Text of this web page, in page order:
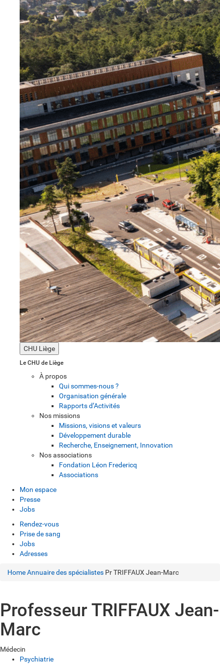
CHU Liège
Le CHU de Liège
À propos
Qui sommes-nous ?
Organisation générale
Rapports d’Activités
Nos missions
Missions, visions et valeurs
Développement durable
Recherche, Enseignement, Innovation
Nos associations
Fondation Léon Fredericq
Associations
Mon espace
Presse
Jobs
Rendez-vous
Prise de sang
Jobs
Adresses
HomeAnnuaire des spécialistes Pr TRIFFAUX Jean-Marc
Professeur TRIFFAUX Jean-
Marc
Médecin
Psychiatrie